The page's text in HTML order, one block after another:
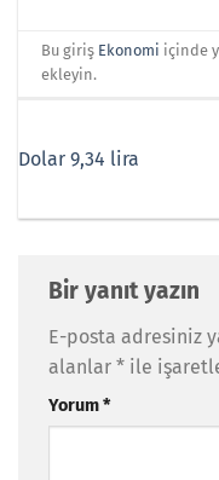
Bu giriş Ekonomi içinde
ekleyin.
Dolar 9,34 lira
Bir yanıt yazın
E-posta adresiniz
alanlar * ile
Yorum*